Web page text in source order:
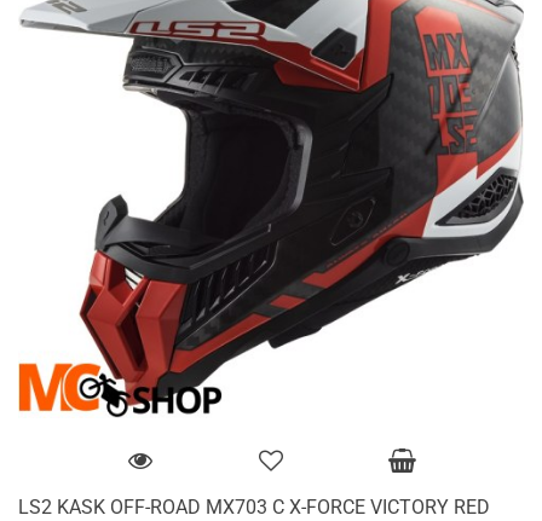
LS2 KASK OFF-ROAD MX703 C X-FORCE VICTORY RED